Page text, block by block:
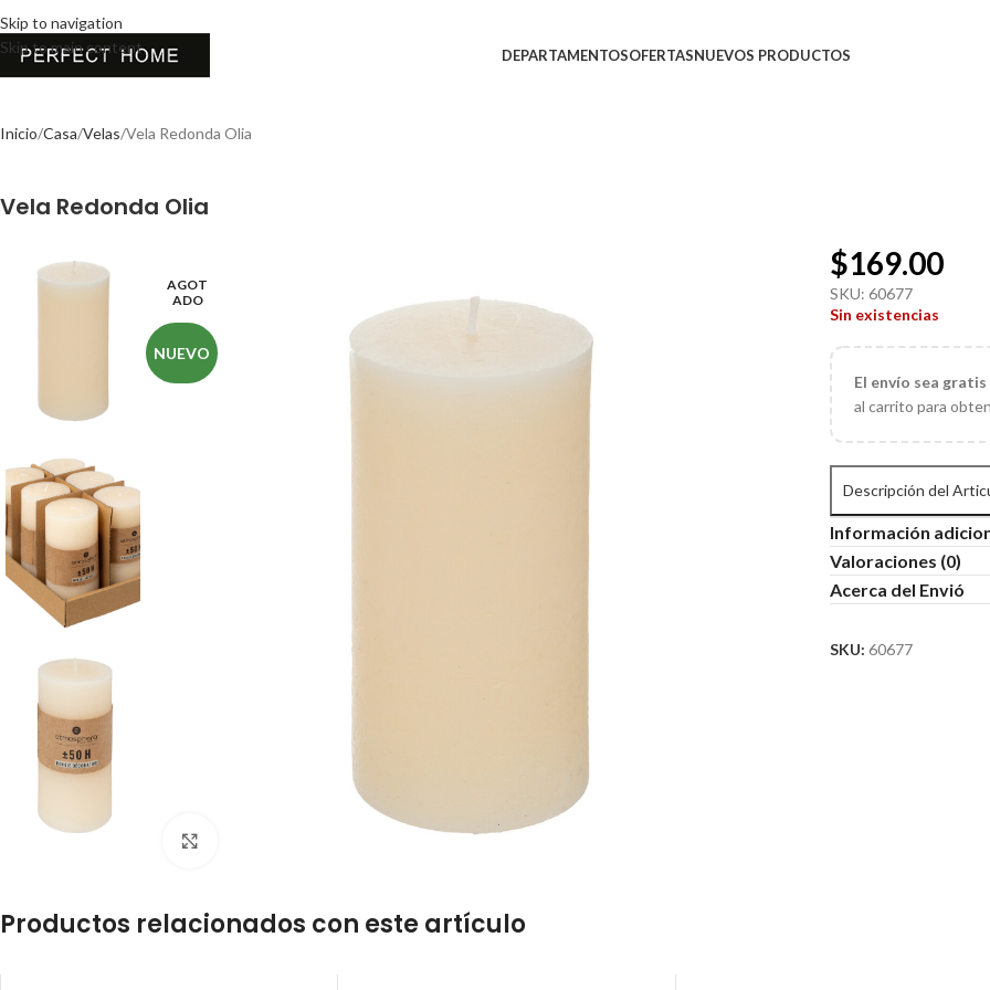
Skip to navigation
Skip to main content
DEPARTAMENTOSOFERTASNUEVOS PRODUCTOS
Inicio Casa Velas Vela Redonda Olia
Vela Redonda Olia
AGOT
ADO
NUEVO
$169.00
SKU:60677
Sin existencias
El envío sea
al carrito para
Descripción del
Información
Valoraciones (0)
Acerca del Envió
SKU:60677
Productos relacionados con este artículo